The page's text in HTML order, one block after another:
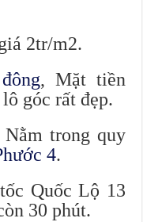
2tr/m2.
, Mặt tiền
góc rất đẹp.
trong quy
4.
Quốc Lộ 13
30 phút.